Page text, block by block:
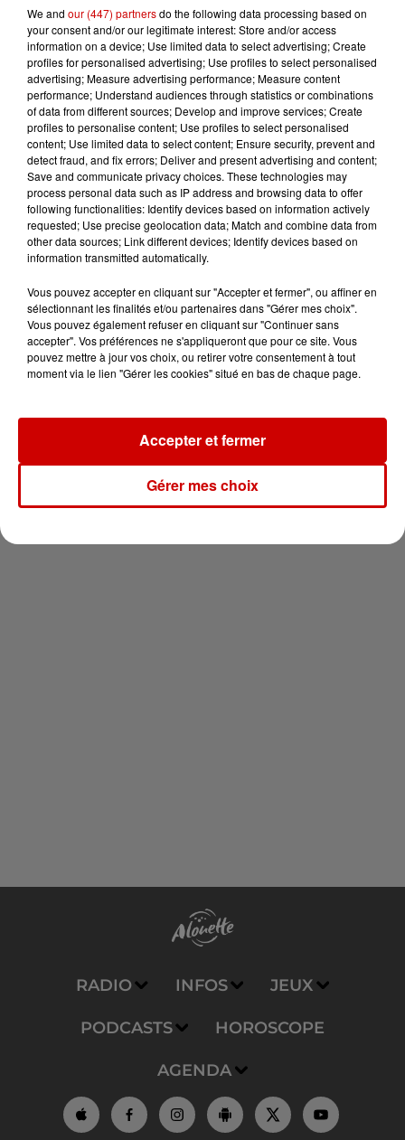
Gagnez vos entrées pour le
Musée du Sport Automobile au
Mans !
Alouette vous invite à
Futuroscope Xperiences !
Le Duel - Gagnez votre balade
en jet ski !
Newsletter
RADIO INFOS JEUX
PODCASTS HOROSCOPE
AGENDA
We and our (447) partnersdo the following data processing based on
your consent and/or our legitimate interest: Store and/or access
information on a device; Use limited data to select advertising; Create
profiles for personalised advertising; Use profiles to select personalised
advertising; Measure advertising performance; Measure content
performance; Understand audiences through statistics or combinations
of data from different sources; Develop and improve services; Create
profiles to personalise content; Use profiles to select personalised
content; Use limited data to select content; Ensure security, prevent and
detect fraud, and fix errors; Deliver and present advertising and content;
Save and communicate privacy choices. These technologies may
process personal data such as IP address and browsing data to offer
following functionalities: Identify devices based on information actively
requested; Use precise geolocation data; Match and combine data from
other data sources; Link different devices; Identify devices based on
information transmitted automatically.
Vous pouvez accepter en cliquant sur "Accepter et fermer", ou affiner en
sélectionnant les finalités et/ou partenaires dans "Gérer mes choix".
Vous pouvez également refuser en cliquant sur "Continuer sans
accepter". Vos préférences ne s'appliqueront que pour ce site. Vous
pouvez mettre à jour vos choix, ou retirer votre consentement à tout
moment via le lien "Gérer les cookies" situé en bas de chaque page.
Gérer mes choix
Accepter et fermer